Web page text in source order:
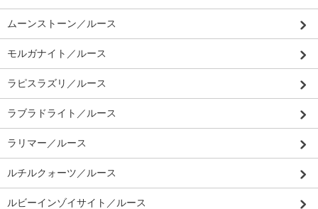
ムーンストーン／ルース
モルガナイト／ルース
ラピスラズリ／ルース
ラブラドライト／ルース
ラリマー／ルース
ルチルクォーツ／ルース
ルビーインゾイサイト／ルース